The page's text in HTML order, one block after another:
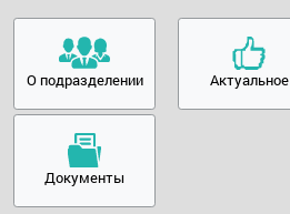
О подразделении Актуальное
Документы